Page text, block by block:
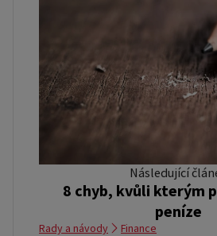
Následující
8 chyb, kvůli kterým
peníze
Rady a návody Finance